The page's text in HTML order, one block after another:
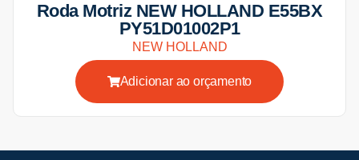
Roda Motriz NEW HOLLAND E55BX
PY51D01002P1
NEW HOLLAND
Adicionar ao orçamento